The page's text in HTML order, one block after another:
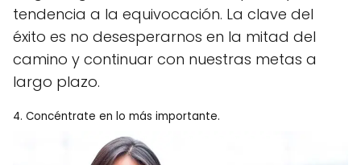
tendencia a la equivocación. La clave del
éxito es no desesperarnos en la mitad del
camino y continuar con nuestras metas a
largo plazo.
4. Concéntrate en lo más importante.